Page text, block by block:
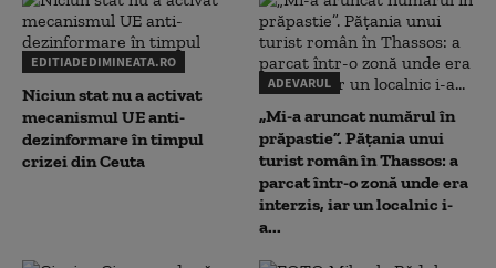
EDITIADEDIMINEATA.RO
Niciun stat nu a activat
mecanismul UE anti-
dezinformare în timpul
crizei din Ceuta
ADEVARUL
„Mi-a aruncat numărul în
prăpastie”. Pățania unui
turist român în Thassos: a
parcat într-o zonă unde era
interzis, iar un localnic i-
a...